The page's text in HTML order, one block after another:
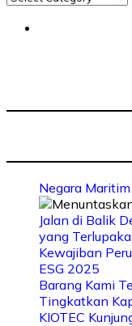
Negara
Jalan di Balik
yang
Kewajiban
ESG 2025
Barang Kami
Tingkatkan
KIOTEC